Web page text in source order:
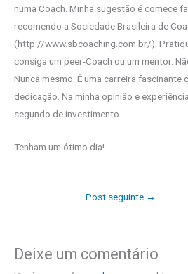
numa Coach. Minha sugestão é comece
recomendo a Sociedade Brasileira de
(http://www.sbcoaching.com.br/).
consiga um peer-Coach ou um mentor.
Nunca mesmo. É uma carreira fascinante
dedicação. Na minha opinião e
segundo de investimento.
Tenham um ótimo dia!
Post seguinte →
Deixe um comentário